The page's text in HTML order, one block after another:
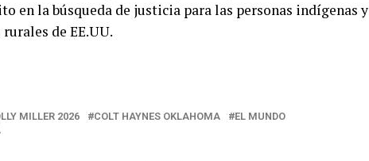
en la búsqueda de justicia para las personas indígenas y
de EE.UU.
MILLER 2026 COLT HAYNES OKLAHOMA
EL MUNDO